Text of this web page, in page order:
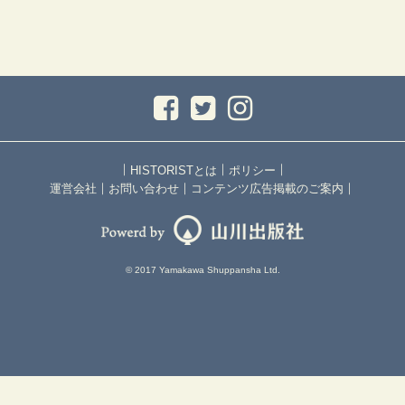
｜ HISTORISTとは ｜ ポリシー ｜
運営会社 ｜ お問い合わせ ｜ コンテンツ広告掲載のご案内 ｜
© 2017 Yamakawa Shuppansha Ltd.